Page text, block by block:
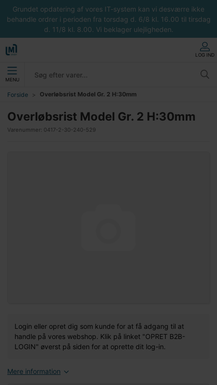
Grundet opdatering af vores IT-system kan vi desværre ikke
behandle ordrer i perioden fra torsdag d. 6/8 kl. 16.00 til tirsdag
d. 11/8 kl. 8.00. Vi beklager ulejligheden.
LOG IND
MENU
Forside Overløbsrist Model Gr. 2 H:30mm
Overløbsrist Model Gr. 2 H:30mm
Varenummer: 0417-2-30-240-529
Login eller opret dig som kunde for at få adgang til at
handle på vores webshop. Klik på linket "OPRET B2B-
LOGIN" øverst på siden for at oprette dit log-in.
Mere information